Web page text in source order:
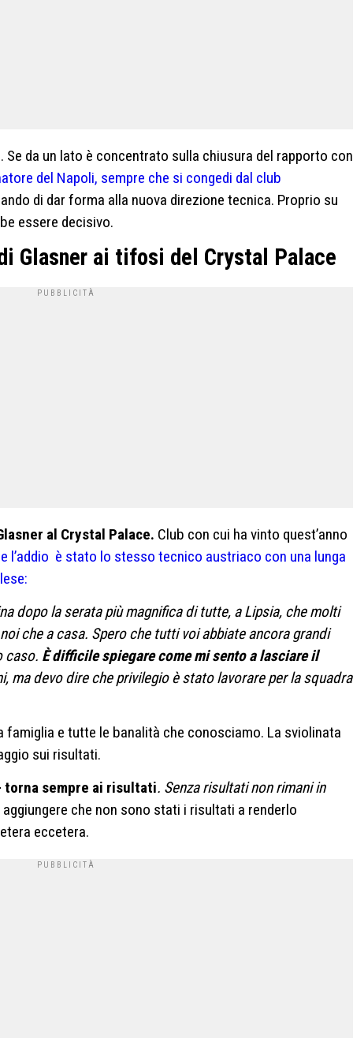
Se da un lato è concentrato sulla chiusura del rapporto con
del Napoli, sempre che si congedi dal club
di dar forma alla nuova direzione tecnica. Proprio su
essere decisivo.
Glasner ai tifosi del Crystal Palace
al Crystal Palace. Club con cui ha vinto quest’anno
l’addio è stato lo stesso tecnico austriaco con una lunga
dopo la serata più magnifica di tutte, a Lipsia, che molti
che a casa. Spero che tutti voi abbiate ancora grandi
caso. È difficile spiegare come mi sento a lasciare il
ma devo dire che privilegio è stato lavorare per la squadra
famiglia e tutte le banalità che conosciamo. La sviolinata
sui risultati.
torna sempre ai risultati. Senza risultati non rimani in
aggiungere che non sono stati i risultati a renderlo
eccetera.